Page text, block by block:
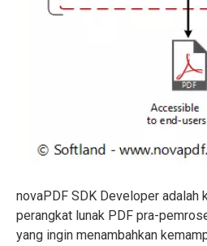
novaPDF SDK Developer adalah
perangkat lunak PDF pra-
yang ingin menambahkan